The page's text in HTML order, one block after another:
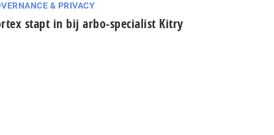
& PRIVACY
stapt in bij arbo-specialist Kitry